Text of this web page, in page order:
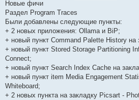
Новые фичи
Раздел Program Traces
Были добавлены следующие пункты:
+ 2 новых приложения: Ollama и BiP;
+ новый пункт Command Palette History на
+ новый пункт Stored Storage Partitioning
Connect;
+ новый пункт Search Index Cache на
+ новый пункт item Media Engagement
Whiteboard;
+ 2 новых пункта на закладку Picsart -